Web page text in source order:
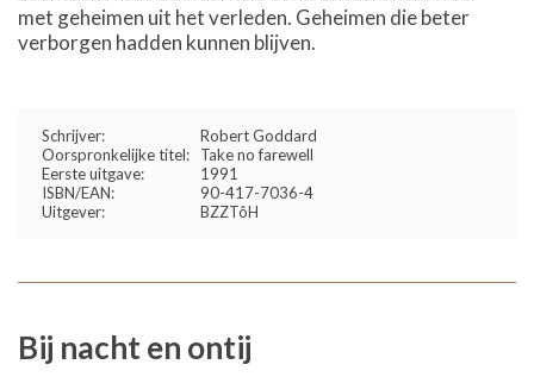
met geheimen uit het verleden. Geheimen die beter
verborgen hadden kunnen blijven.
Schrijver:
Robert Goddard
Oorspronkelijke titel:
Take no farewell
Eerste uitgave:
1991
ISBN/EAN:
90-417-7036-4
Uitgever:
BZZTôH
Bij nacht en ontij